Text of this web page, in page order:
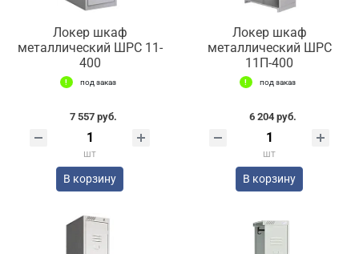
Локер шкаф
металлический ШРС 11-
400
под заказ
7 557 руб.
шт
В корзину
Локер шкаф
металлический ШРС
11П-400
под заказ
6 204 руб.
шт
В корзину